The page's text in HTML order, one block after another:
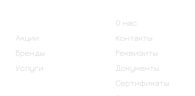
Акции
Бренды
Услуги
О нас
Контакты
Реквизиты
Документы
Сертификаты